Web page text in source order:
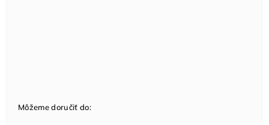
Môžeme doručiť do: